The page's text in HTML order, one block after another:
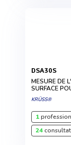
DSA30S
MESURE DE
SURFACE
KRÜSS®
1
24